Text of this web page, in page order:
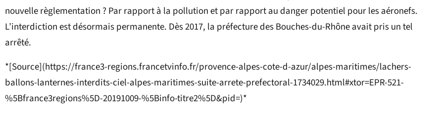
nouvelle règlementation ? Par rapport à la pollution et par rapport au danger potentiel pour les aéronefs.
L’interdiction est désormais permanente. Dès 2017, la préfecture des Bouches-du-Rhône avait pris un tel
arrêté.
*[Source](https://france3-regions.francetvinfo.fr/provence-alpes-cote-d-azur/alpes-maritimes/lachers-
ballons-lanternes-interdits-ciel-alpes-maritimes-suite-arrete-prefectoral-1734029.html#xtor=EPR-521-
%5Bfrance3regions%5D-20191009-%5Binfo-titre2%5D&pid=)*